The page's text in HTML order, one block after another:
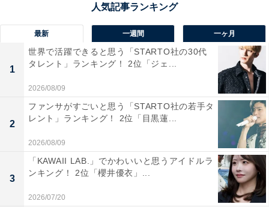
1位：浜辺美波
最新 一週間 一ヶ月
1
世界で活躍できると思う「STARTO社の30代
タレント」ランキング！ 2位「ジェ...
2026/08/09
2
ファンサがすごいと思う「STARTO社の若手タ
レント」ランキング！ 2位「目黒蓮...
2026/08/09
3
「KAWAII LAB.」でかわいいと思うアイドルラ
ンキング！ 2位「櫻井優衣」...
2026/07/20